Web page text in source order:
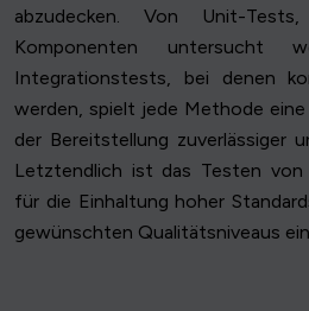
abzudecken. Von Unit-
Komponenten
Integrationstests, bei denen
werden, spielt jede Methode
der Bereitstellung zuverlässiger
Letztendlich ist das Testen
für die Einhaltung hoher
gewünschten Qualitätsniveaus